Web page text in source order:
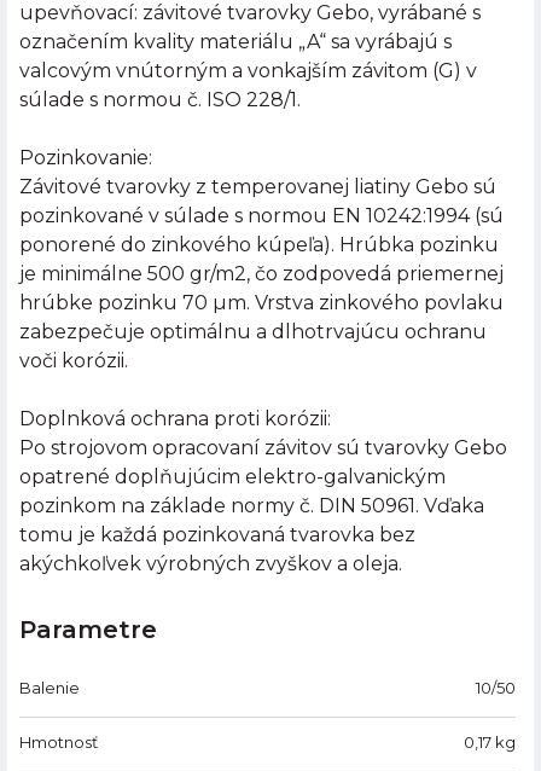
upevňovací: závitové tvarovky Gebo, vyrábané s
označením kvality materiálu „A“ sa vyrábajú s
valcovým vnútorným a vonkajším závitom (G) v
súlade s normou č. ISO 228/1.
Pozinkovanie:
Závitové tvarovky z temperovanej liatiny Gebo sú
pozinkované v súlade s normou EN 10242:1994 (sú
ponorené do zinkového kúpeľa). Hrúbka pozinku
je minimálne 500 gr/m2, čo zodpovedá priemernej
hrúbke pozinku 70 µm. Vrstva zinkového povlaku
zabezpečuje optimálnu a dlhotrvajúcu ochranu
voči korózii.
Doplnková ochrana proti korózii:
Po strojovom opracovaní závitov sú tvarovky Gebo
opatrené doplňujúcim elektro-galvanickým
pozinkom na základe normy č. DIN 50961. Vďaka
tomu je každá pozinkovaná tvarovka bez
akýchkoľvek výrobných zvyškov a oleja.
Parametre
Balenie 10/50
Hmotnosť 0,17 kg